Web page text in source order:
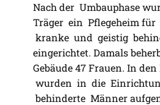
Nach der Umbauphase
Träger ein Pflegeheim für
kranke und geistig
eingerichtet. Damals
Gebäude 47 Frauen. In den
wurden in die
behinderte Männer